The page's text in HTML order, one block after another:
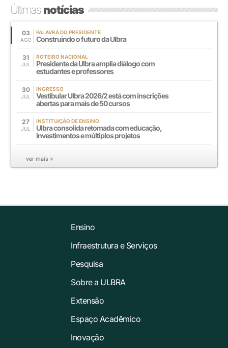
Últimasnotícias
03
AGO
PALAVRA DO PRESIDENTE
Construindo o futuro da Ulbra
31
JUL
ROTEIRO NACIONAL
Presidente da Ulbra amplia diálogo com
estudantes e professores
30
JUL
INGRESSO
Vestibular Ulbra 2026/2 está com inscrições
abertas para mais de 50 cursos
27
JUL
INSTITUIÇÃO DE ENSINO
Ulbra consolida retomada com educação,
investimentos e múltiplos projetos
ver mais »
Ensino
Infraestrutura e Serviços
Pesquisa
Sobre a ULBRA
Extensão
Espaço Acadêmico
Inovação